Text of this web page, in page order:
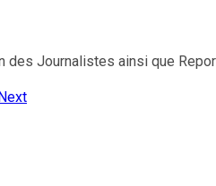
Journalistes ainsi que